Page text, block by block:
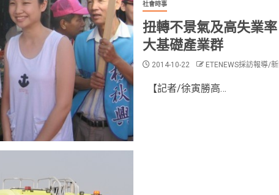
社會時事
扭轉不景氣及高失業
大基礎產業群
2014-10-22 ETENEWS採訪報導/
【記者/徐寅勝高…